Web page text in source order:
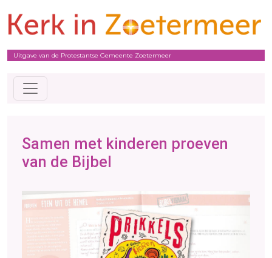
Uitgave van de Protestantse Gemeente Zoetermeer
Samen met kinderen proeven
van de Bijbel